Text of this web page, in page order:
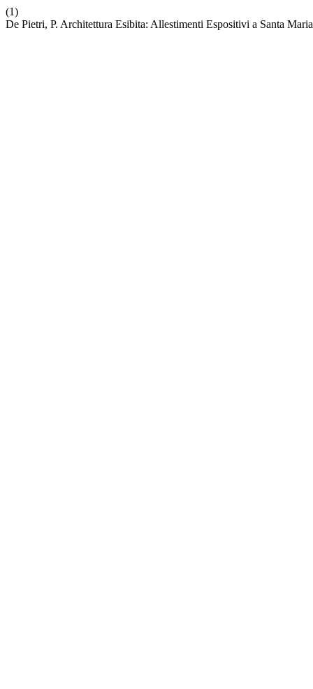
(1)
De Pietri, P. Architettura Esibita: Allestimenti Espositivi a Santa